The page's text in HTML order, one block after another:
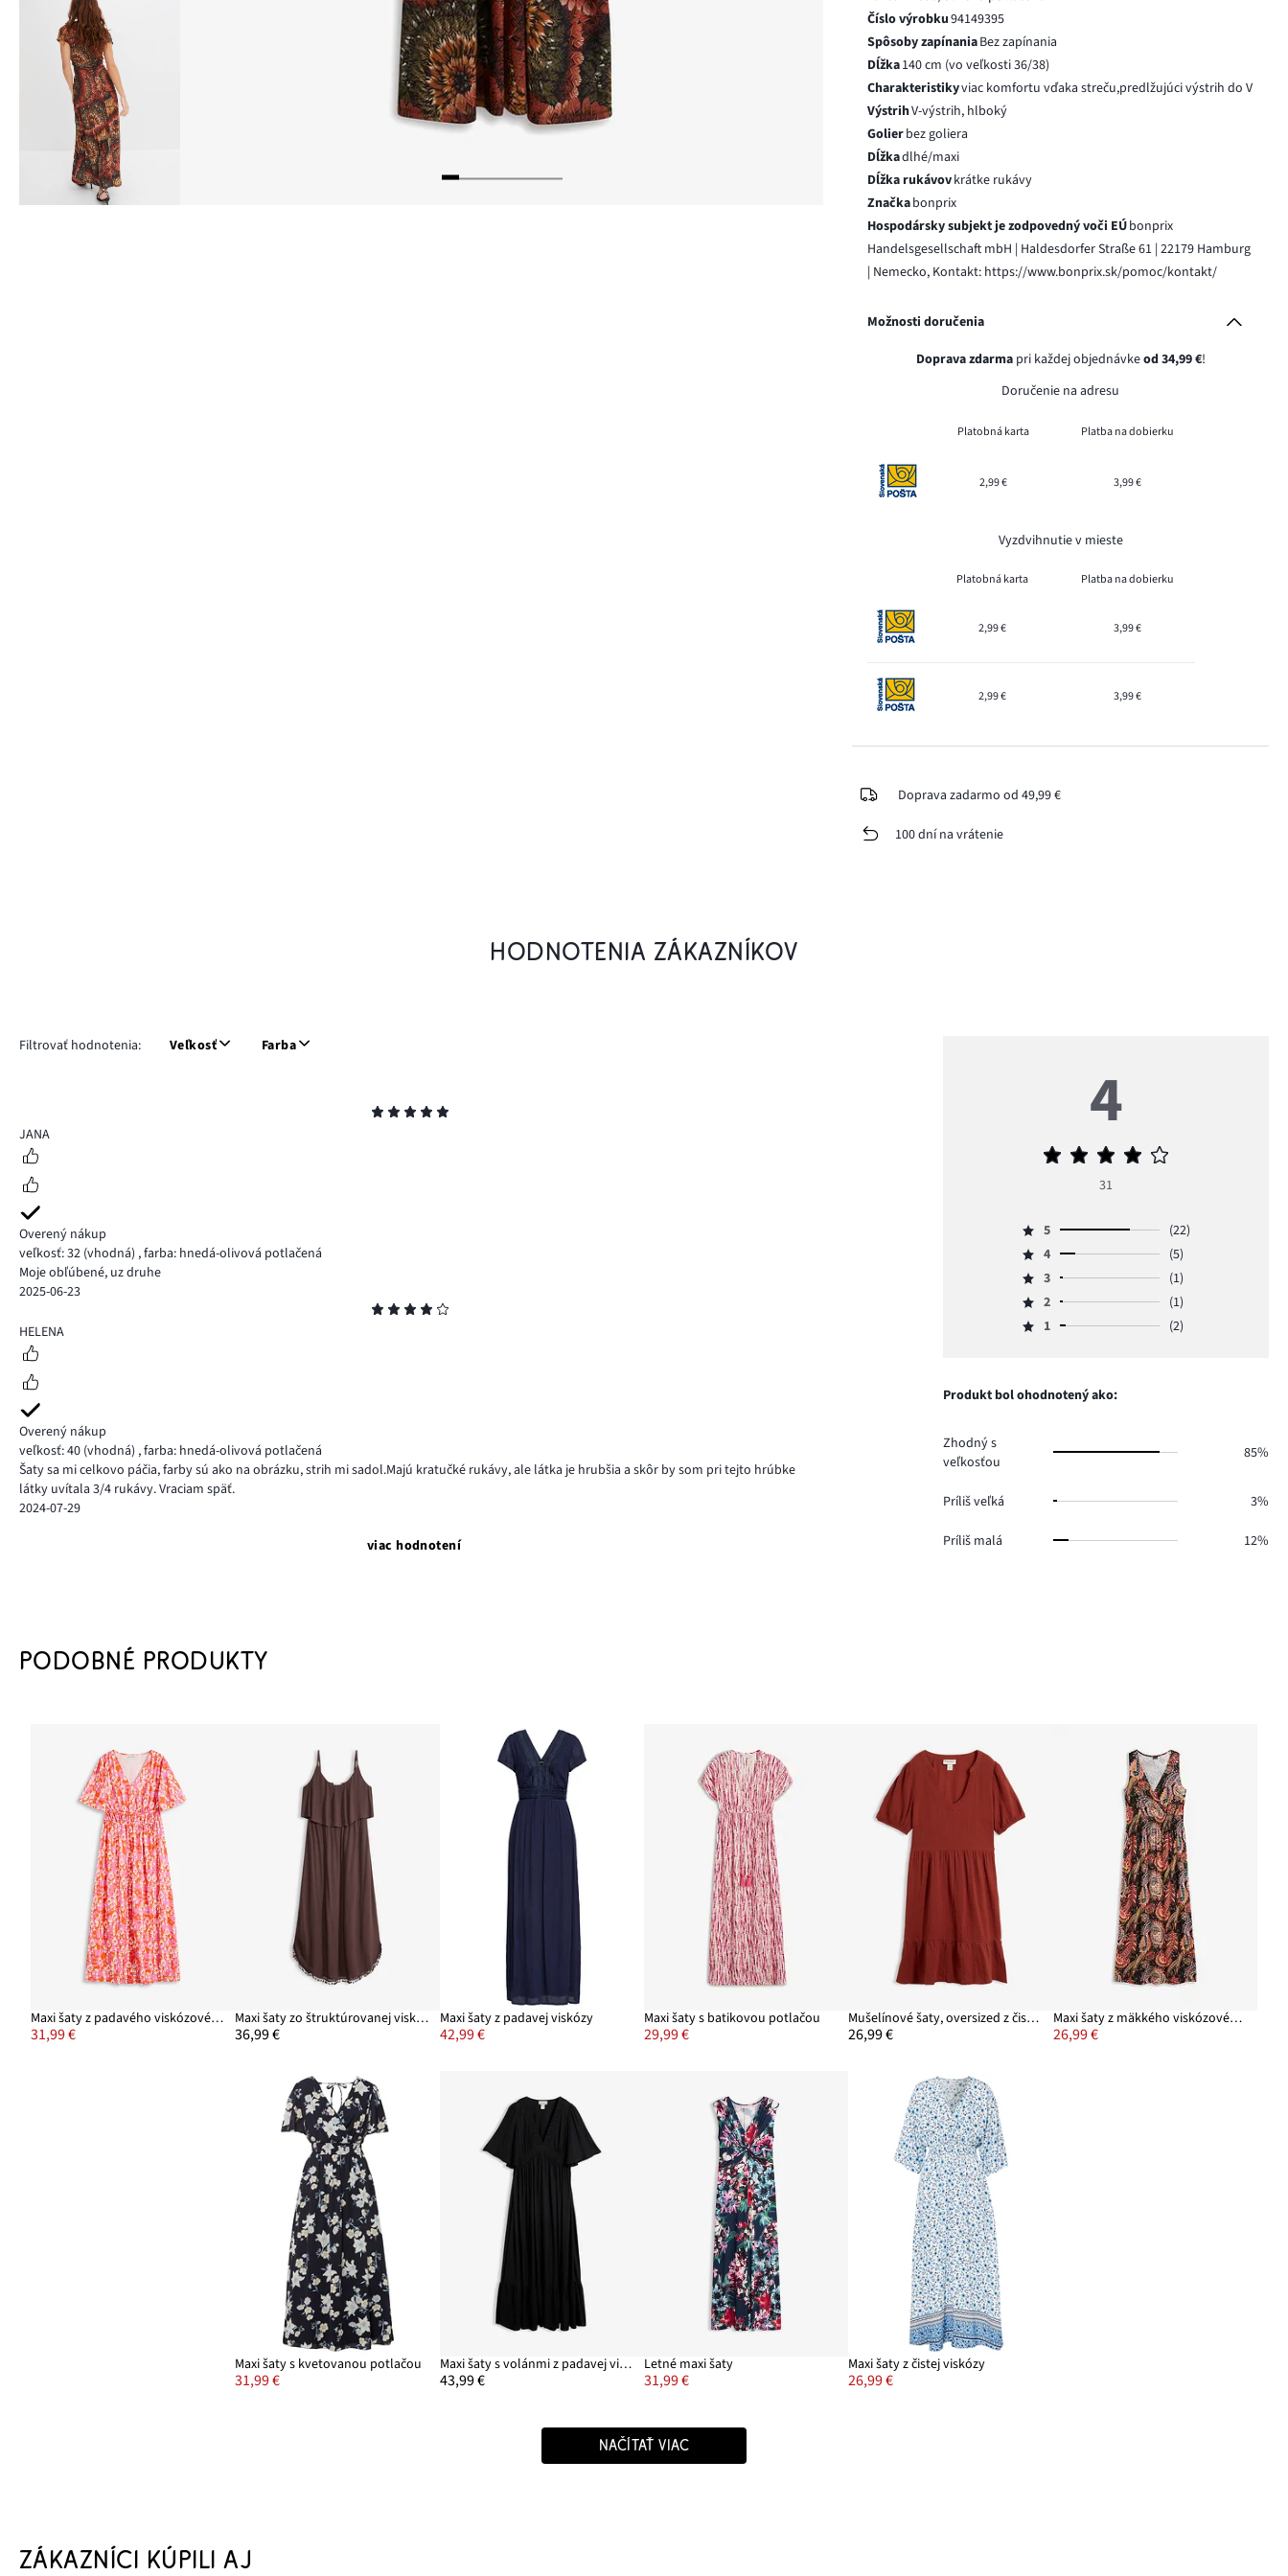
Číslo výrobku94149395
Spôsoby zapínaniaBez zapínania
Dĺžka140 cm (vo veľkosti 36/38)
Charakteristikyviac komfortu vďaka streču,predlžujúci výstrih do V
VýstrihV-výstrih, hlboký
Golierbez goliera
Dĺžkadlhé/maxi
Dĺžka rukávovkrátke rukávy
Značkabonprix
Hospodársky subjekt je zodpovedný voči EÚbonprix
Handelsgesellschaft mbH | Haldesdorfer Straße 61 | 22179 Hamburg
| Nemecko, Kontakt: https://www.bonprix.sk/pomoc/kontakt/
Možnosti doručenia
Doprava zdarmapri každej objednávkeod 34,99 €!
Doručenie na adresu
Platobná karta Platba na dobierku
2,99 € 3,99 €
Vyzdvihnutie v mieste
Platobná karta Platba na dobierku
2,99 € 3,99 €
2,99 € 3,99 €
Doprava zadarmo od 49,99 €
100 dní na vrátenie
HODNOTENIA ZÁKAZNÍKOV
Filtrovať hodnotenia: Veľkosť Farba
5
JANA
Overený nákup
veľkosť: 32 (vhodná) ,farba: hnedá-olivová potlačená
Moje obľúbené, uz druhe
2025-06-23
4
HELENA
Overený nákup
veľkosť: 40 (vhodná) ,farba: hnedá-olivová potlačená
Šaty sa mi celkovo páčia, farby sú ako na obrázku, strih mi sadol.Majú kratučké rukávy, ale látka je hrubšia a skôr by som pri tejto hrúbke
látky uvítala 3/4 rukávy. Vraciam späť.
2024-07-29
viac hodnotení
4
Priemerné
4
31
Hodnotenie
5,
počet
hlasov
5
(22)
Hodnotenie
4,
počet
hlasov
4
(5)
Hodnotenie
3,
počet
3
(1)
Hodnotenie
2,
1.
2
(1)
Hodnotenie
hlasov
1 (2)
Produkt bol ohodnotený ako:
Zhodný s
veľkosťou
85%
Príliš veľká 3%
Príliš malá 12%
PODOBNÉ PRODUKTY
Maxi šaty z padavého viskózového mixu
31,99 €
Maxi šaty zo štruktúrovanej viskózy
36,99 €
Maxi šaty z padavej viskózy
42,99 €
Maxi šaty s batikovou potlačou
29,99 €
Mušelínové šaty, oversized z čistej bavlny
26,99 €
Maxi šaty z mäkkého viskózového mixu
26,99 €
Maxi šaty s kvetovanou potlačou
31,99 €
Maxi šaty s volánmi z padavej viskózy
43,99 €
Letné maxi šaty
31,99 €
Maxi šaty z čistej viskózy
26,99 €
NAČÍTAŤ VIAC
ZÁKAZNÍCI KÚPILI AJ